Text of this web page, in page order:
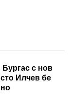
с нов
Илчев бе